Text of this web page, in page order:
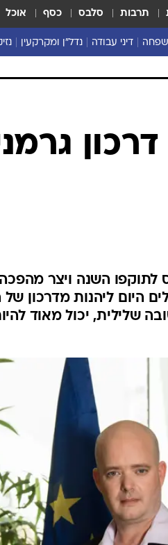
תרבות סלבס כסף אוכל
דיני עבודה נדל"ן ומקרקעין
השנה ויצר
היום ליהנות מדרכון
שלילית, יכול מאוד